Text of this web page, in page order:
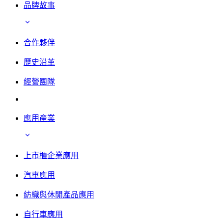
品牌故事
合作夥伴
歷史沿革
經營團隊
應用產業
上市櫃企業應用
汽車應用
紡織與休閒產品應用
自行車應用